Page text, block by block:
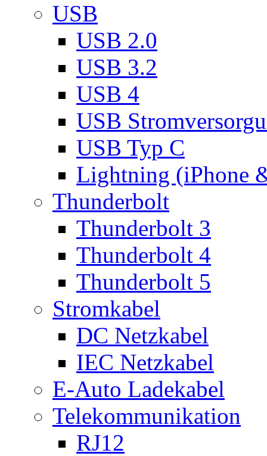
USB
USB 2.0
USB 3.2
USB 4
USB
USB Typ C
Lightning (iPhone
Thunderbolt
Thunderbolt 3
Thunderbolt 4
Thunderbolt 5
Stromkabel
DC Netzkabel
IEC Netzkabel
E-Auto Ladekabel
Telekommunikation
RJ12